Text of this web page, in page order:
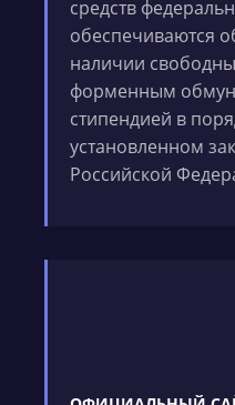
средств
обеспечиваются
наличии
форменным
стипендией в
установленном
Российской